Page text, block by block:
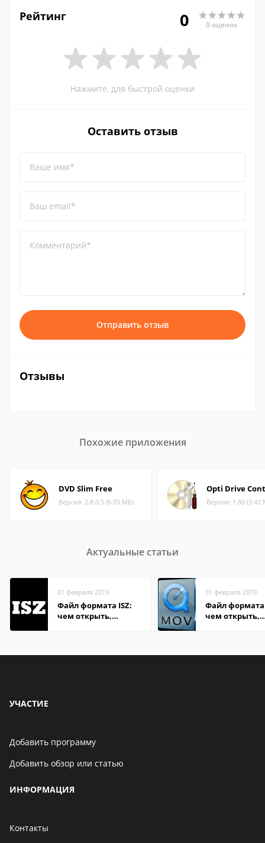
Рейтинг 0 0 оценок
Нажмите, для быстрой оценки
Оставить отзыв
Ваше имя*
Ваш email*
Комментарий*
Отправить отзыв
Отзывы
Похожие приложения
DVD Slim Free
Версия: 2.8.0.5 (6.05 МБ)
Opti Drive
Версия: 1.80 (3.42
Актуальные статьи
01 февраля 2019
Файл формата ISZ:
чем открыть,
01 февраля 2019
Файл формата
чем открыть,
УЧАСТИЕ
Добавить программу
Добавить обзор или статью
ИНФОРМАЦИЯ
Контакты